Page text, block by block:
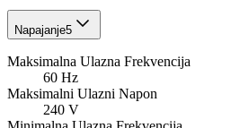
Napajanje5
Maksimalna Ulazna Frekvencija
60 Hz
Maksimalni Ulazni Napon
240 V